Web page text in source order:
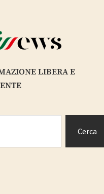
LIBERA E
Cerca